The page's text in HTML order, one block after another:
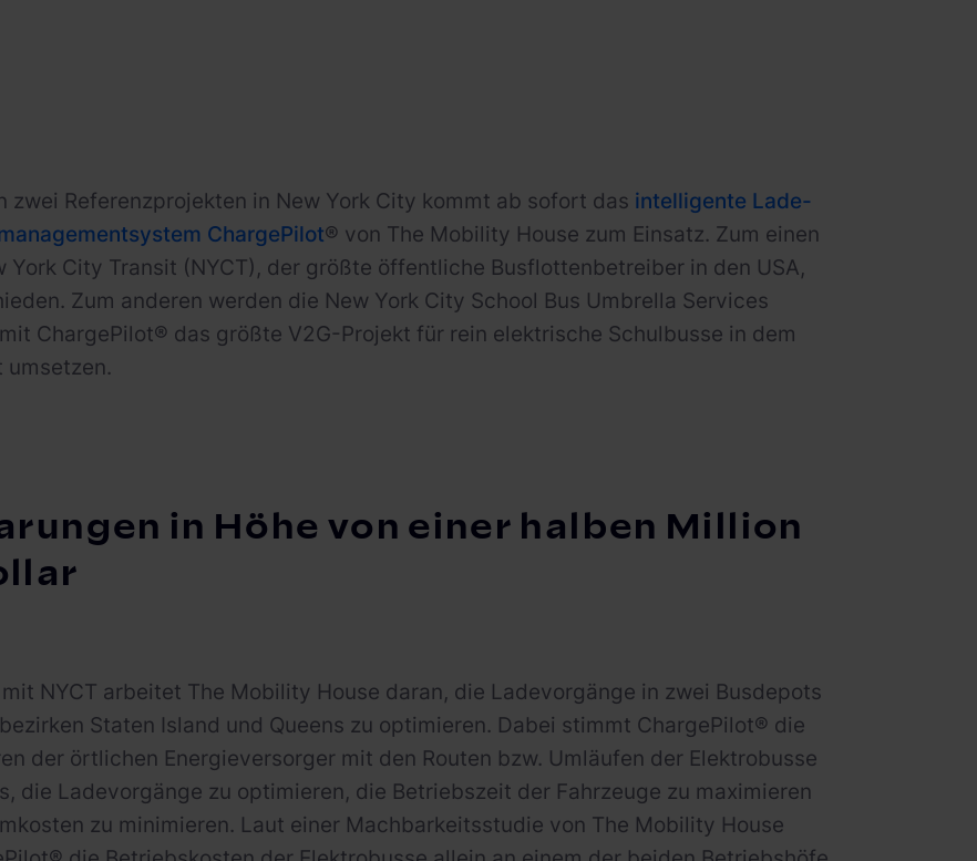
zwei Referenzprojekten in New York City kommt ab sofort das intelligente Lade-
ChargePilot® von The Mobility House zum Einsatz. Zum einen
York City Transit (NYCT), der größte öffentliche Busflottenbetreiber in den USA,
Zum anderen werden die New York City School Bus Umbrella Services
mit ChargePilot® das größte V2G-Projekt für rein elektrische Schulbusse in dem
umsetzen.
in Höhe von einer halben Million
NYCT arbeitet The Mobility House daran, die Ladevorgänge in zwei Busdepots
Staten Island und Queens zu optimieren. Dabei stimmt ChargePilot® die
der örtlichen Energieversorger mit den Routen bzw. Umläufen der Elektrobusse
die Ladevorgänge zu optimieren, die Betriebszeit der Fahrzeuge zu maximieren
zu minimieren. Laut einer Machbarkeitsstudie von The Mobility House